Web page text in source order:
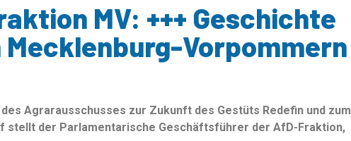
MV: +++ Geschichte
Mecklenburg-Vorpommern
Agrarausschusses zur Zukunft des Gestüts Redefin und zum
der Parlamentarische Geschäftsführer der AfD-Fraktion,